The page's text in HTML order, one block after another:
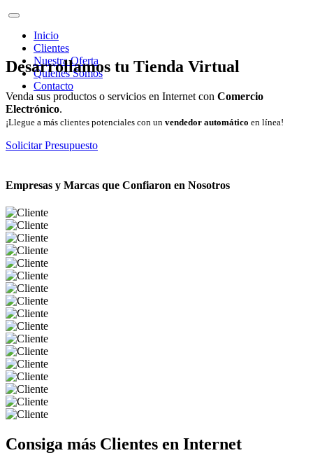
Inicio
Clientes
Nuestra Oferta
Quienes Somos
Contacto
Desarrollamos tu Tienda Virtual
Venda sus productos o servicios en Internet con Comercio
Electrónico.
¡Llegue a más clientes potenciales con un vendedor automático en línea!
Solicitar Presupuesto
Empresas y Marcas que Confiaron en Nosotros
Consiga más Clientes en Internet